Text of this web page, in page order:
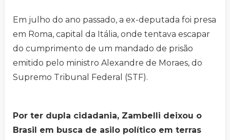
Em julho do ano passado, a ex-deputada foi presa
em Roma, capital da Itália, onde tentava escapar
do cumprimento de um mandado de prisão
emitido pelo ministro Alexandre de Moraes, do
Supremo Tribunal Federal (STF).
Por ter dupla cidadania, Zambelli deixou o
Brasil em busca de asilo político em terras